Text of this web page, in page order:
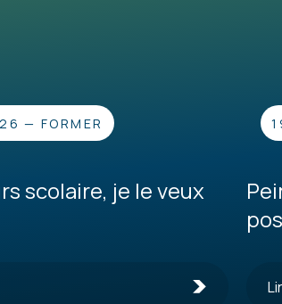
— FORMER
scolaire, je le veux